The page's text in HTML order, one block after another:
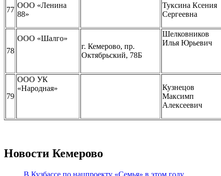
77
ООО «Ленина
88»
Туксина Ксения
Сергеевна
78
ООО «Шалго»
г. Кемерово, пр.
Октябрьский, 78Б
Шелковников
Илья Юрьевич
79
ООО УК
«Народная»
Кузнецов
Максимп
Алексеевич
Новости Кемерово
В Кузбассе по нацпроекту «Семья» в этом году